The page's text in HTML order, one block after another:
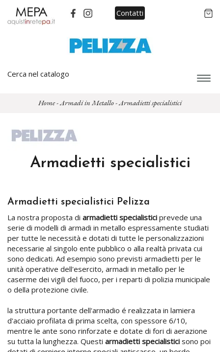
Contatti
Cerca nel catalogo
Home-Armadi in Metallo-Armadietti specialistici
Armadietti specialistici
Armadietti specialistici Pelizza
La nostra proposta di armadietti specialistici prevede una
serie di modelli di armadi in metallo espressamente studiati
per tutte le necessità e dotati di tutte le personalizzazioni
necessarie al singolo ente pubblico o alla realtà privata cui
sono dedicati. Ad esempio sono previsti armadietti per le
unità operative dell'esercito, armadi in metallo per le
caserme dei vigili del fuoco, per i reparti di polizia municipale
o della protezione civile.
la struttura portante dell'armadio é realizzata in lamiera
d'acciaio profilata di prima scelta, con spessore 6/10,
mentre le ante sono rinforzate e dotate di fori di aerazione
su tutta la lunghezza. Questi armadietti specialistici sono poi